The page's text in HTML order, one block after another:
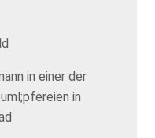
in einer der
in